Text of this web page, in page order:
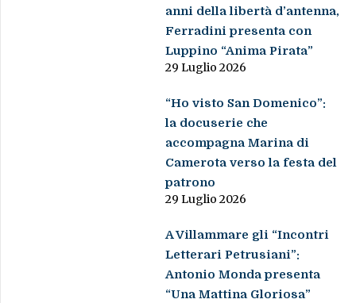
anni della libertà d’antenna,
Ferradini presenta con
Luppino “Anima Pirata”
29 Luglio 2026
“Ho visto San Domenico”:
la docuserie che
accompagna Marina di
Camerota verso la festa del
patrono
29 Luglio 2026
A Villammare gli “Incontri
Letterari Petrusiani”:
Antonio Monda presenta
“Una Mattina Gloriosa”